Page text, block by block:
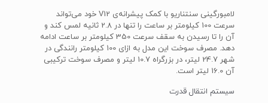
لامبورگینی سنتناریو با کمک پیشرانه‌ی V12 خود می‌تواند
سرعت 100 کیلومتر بر ساعت را تنها در 2.8 ثانیه لمس کند و
آن را تا رسیدن به سقف سرعت 350 کیلومتر بر ساعت ادامه
دهد. مصرف سوخت این مدل به ازای 100 کیلومتر رانندگی در
شهر 24.7 لیتر، در بزرگراه 10.7 لیتر و مصرف سوخت ترکیبی
آن 16.0 لیتر است.
سیستم انتقال قدرت